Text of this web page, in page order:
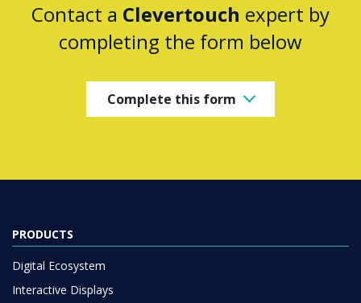
Contact a Clevertouch expert by
completing the form below
Complete this form
PRODUCTS
Digital Ecosystem
Interactive Displays